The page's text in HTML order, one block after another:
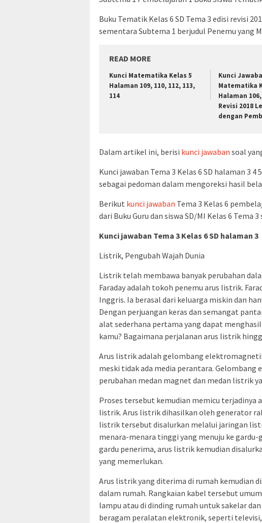
Buku Tematik Kelas 6 SD Tema 3 edisi revisi
sementara Subtema 1 berjudul Penemu yang
READ MORE
Kunci Matematika Kelas 5
Halaman 109, 110, 112, 113,
114
Kunci
Matematika
Halaman
Revisi 2018
dengan
Dalam artikel ini, berisi kunci jawaban soal
Kunci jawaban Tema 3 Kelas 6 SD halaman 3
sebagai pedoman dalam mengoreksi hasil
Berikut kunci jawaban Tema 3 Kelas 6
dari Buku Guru dan siswa SD/MI Kelas 6 Tema
Kunci jawaban Tema 3 Kelas 6 SD halaman 3
Listrik, Pengubah Wajah Dunia
Listrik telah membawa banyak perubahan
Faraday adalah tokoh penemu arus listrik.
Inggris. Ia berasal dari keluarga miskin dan
Dengan perjuangan keras dan semangat
alat sederhana pertama yang dapat
kamu? Bagaimana perjalanan arus listrik
Arus listrik adalah gelombang
meski tidak ada media perantara.
perubahan medan magnet dan medan listrik
Proses tersebut kemudian memicu terjadinya
listrik. Arus listrik dihasilkan oleh generator
listrik tersebut disalurkan melalui jaringan
menara-menara tinggi yang menuju ke gardu-
gardu penerima, arus listrik kemudian
yang memerlukan.
Arus listrik yang diterima di rumah kemudian
dalam rumah. Rangkaian kabel tersebut
lampu atau di dinding rumah untuk sakelar
beragam peralatan elektronik, seperti